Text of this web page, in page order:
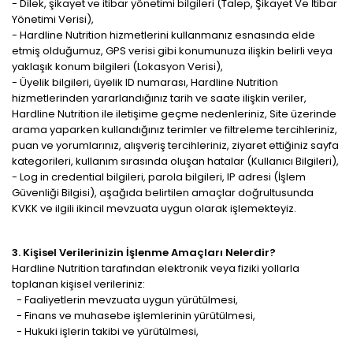
- Dilek, şikayet ve itibar yönetimi bilgileri (Talep, Şikayet Ve İtibar
Yönetimi Verisi),
- Hardline Nutrition hizmetlerini kullanmanız esnasında elde
etmiş olduğumuz, GPS verisi gibi konumunuza ilişkin belirli veya
yaklaşık konum bilgileri (Lokasyon Verisi),
- Üyelik bilgileri, üyelik ID numarası, Hardline Nutrition
hizmetlerinden yararlandığınız tarih ve saate ilişkin veriler,
Hardline Nutrition ile iletişime geçme nedenleriniz, Site üzerinde
arama yaparken kullandığınız terimler ve filtreleme tercihleriniz,
puan ve yorumlarınız, alışveriş tercihleriniz, ziyaret ettiğiniz sayfa
kategorileri, kullanım sırasında oluşan hatalar (Kullanıcı Bilgileri),
- Log in credential bilgileri, parola bilgileri, IP adresi (İşlem
Güvenliği Bilgisi), aşağıda belirtilen amaçlar doğrultusunda
KVKK ve ilgili ikincil mevzuata uygun olarak işlemekteyiz.
3. Kişisel Verilerinizin İşlenme Amaçları Nelerdir?
Hardline Nutrition tarafından elektronik veya fiziki yollarla
toplanan kişisel verileriniz:
- Faaliyetlerin mevzuata uygun yürütülmesi,
- Finans ve muhasebe işlemlerinin yürütülmesi,
- Hukuki işlerin takibi ve yürütülmesi,